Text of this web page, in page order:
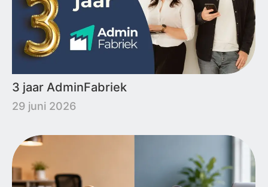
3 jaar AdminFabriek
29 juni 2026